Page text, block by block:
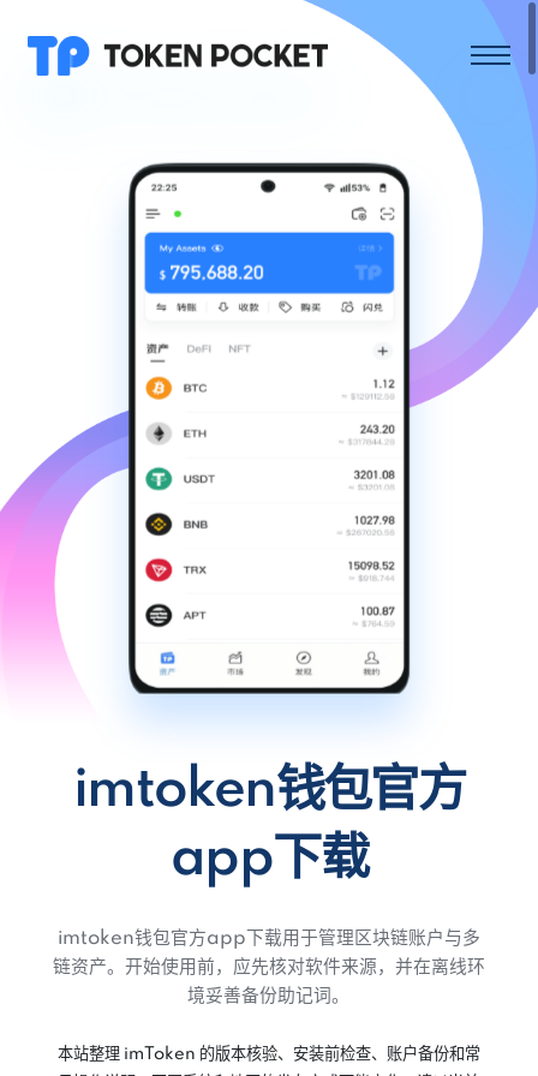
imtoken钱包官方
app下载
imtoken钱包官方app下载用于管理区块链账户与多
链资产。开始使用前，应先核对软件来源，并在离线环
境妥善备份助记词。
本站整理 imToken 的版本核验、安装前检查、账户备份和常